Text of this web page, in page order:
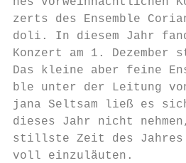
zerts des Ensemble
doli. In diesem Jahr
Konzert am 1.
Das kleine aber feine
ble unter der Leitung
jana Seltsam ließ es
dieses Jahr nicht
stillste Zeit des Jahres
voll einzuläuten.